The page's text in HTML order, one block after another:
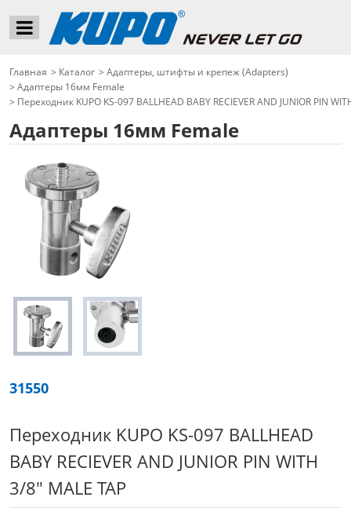
Главная > Каталог > Адаптеры, штифты и крепеж (Adapters)
> Адаптеры 16мм Female
> Переходник KUPO KS-097 BALLHEAD BABY RECIEVER AND JUNIOR PIN
Адаптеры 16мм Female
31550
Переходник KUPO KS-097 BALLHEAD
BABY RECIEVER AND JUNIOR PIN WITH
3/8" MALE TAP